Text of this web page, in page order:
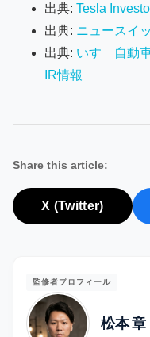
出典: Tesla
出典: ニュースイ
出典: いすゞ自動
IR情報
Share this article:
X (Twitter)
監修者プロフィール
松本 章